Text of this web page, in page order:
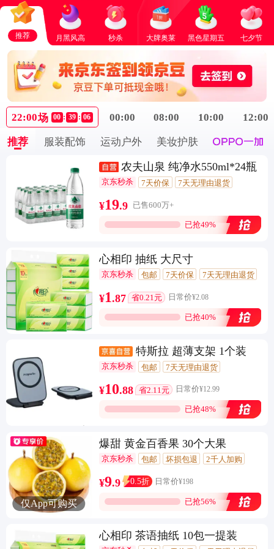
推荐 月黑风高 秒杀 大牌奥莱 黑色星期五 七夕节
22:00场 00 : 39 : 06 00:00 08:00 10:00 12:00
推荐 服装配饰 运动户外 美妆护肤
农夫山泉 纯净水550ml*24瓶
京东秒杀 7天价保
7天无理由退货
¥19.9 已售600万+
已抢49%
心相印 抽纸 大尺寸
京东秒杀 包邮 7天价保
7天无理由退货
¥1.87 省0.21元 日常价¥2.08
已抢40%
特斯拉 超薄支架 1个装
京东秒杀 包邮
7天无理由退货
¥10.88 省2.11元 日常价¥12.99
已抢48%
仅App可购买
爆甜 黄金百香果 30个大果
京东秒杀 包邮 坏损包退 2千人加购
¥9.9 0.5折 日常价¥198
已抢56%
心相印 茶语抽纸 10包一提装